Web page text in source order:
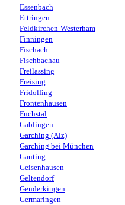
Essenbach
Ettringen
Feldkirchen-Westerham
Finningen
Fischach
Fischbachau
Freilassing
Freising
Fridolfing
Frontenhausen
Fuchstal
Gablingen
Garching (Alz)
Garching bei München
Gauting
Geisenhausen
Geltendorf
Genderkingen
Germaringen